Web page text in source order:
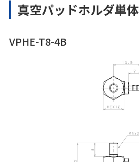
真空パッドホルダ単体
VPHE-T8-4B